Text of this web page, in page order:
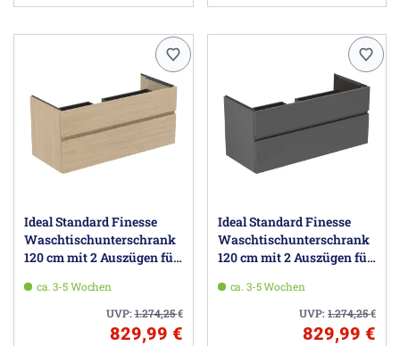
Ideal Standard Finesse
Waschtischunterschrank
120 cm mit 2 Auszügen für
ca. 3-5 Wochen
UVP:1.274,25€
829,99 €
Ideal Standard Finesse
Waschtischunterschrank
120 cm mit 2 Auszügen für
ca. 3-5 Wochen
UVP:1.274,25€
829,99 €